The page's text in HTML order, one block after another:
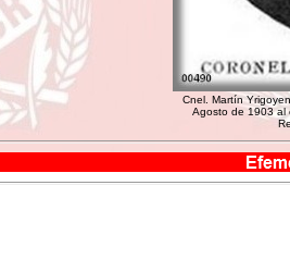
Cnel. Martín
Agosto de 1903 al